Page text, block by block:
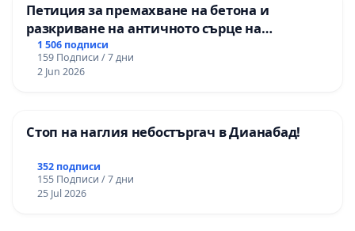
Петиция за премахване на бетона и
разкриване на античното сърце на
Могиланската могила във Враца
1 506 подписи
159 Подписи / 7 дни
2 Jun 2026
Стоп на наглия небостъргач в Дианабад!
352 подписи
155 Подписи / 7 дни
25 Jul 2026